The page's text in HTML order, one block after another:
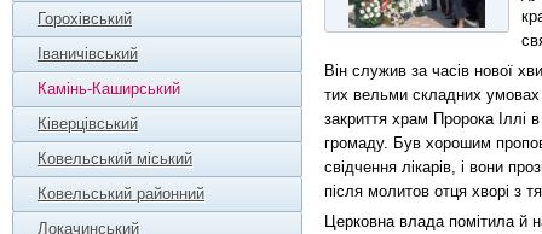
Горохівський
Іваничівський
Камінь-Каширський
Ківерцівський
Ковельський міський
Ковельський районний
Локачинський
Він служив за часів нової
тих вельми складних умовах
закриття храм Пророка Іллі в
громаду. Був хорошим
свідчення лікарів, і вони
після молитов отця хворі з
Церковна влада помітила й